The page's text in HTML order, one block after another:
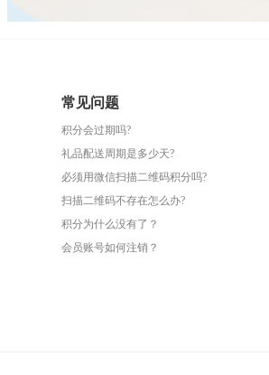
常见问题
积分会过期吗?
礼品配送周期是多少天?
必须用微信扫描二维码积分吗?
扫描二维码不存在怎么办?
积分为什么没有了？
会员账号如何注销？